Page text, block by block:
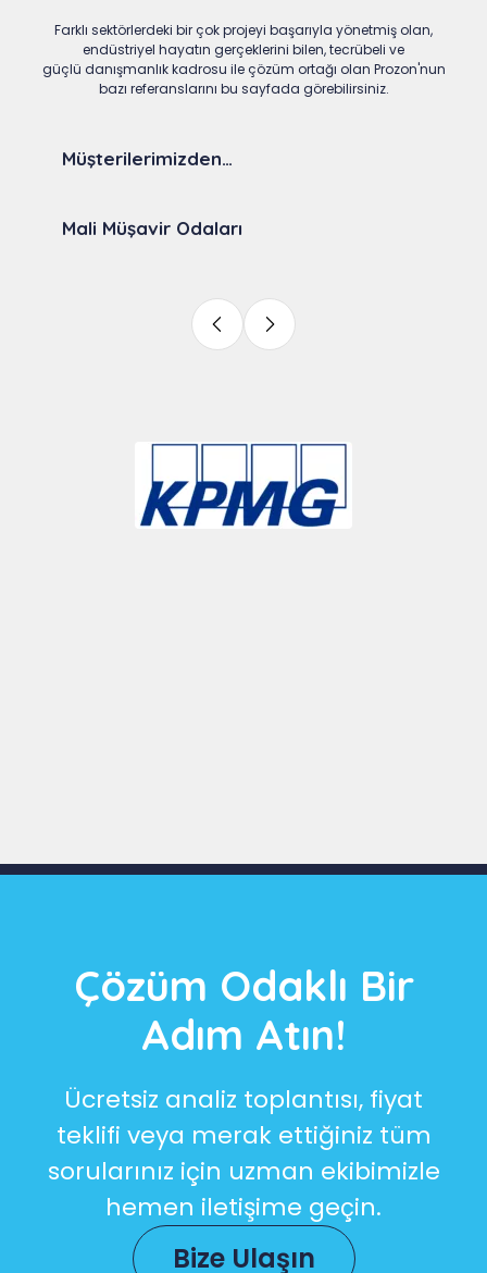
Farklı sektörlerdeki bir çok projeyi başarıyla yönetmiş olan,
endüstriyel hayatın gerçeklerini bilen, tecrübeli ve
güçlü danışmanlık kadrosu ile çözüm ortağı olan Prozon'nun
bazı referanslarını bu sayfada görebilirsiniz.
Müşterilerimizden…
Mali Müşavir Odaları
Çözüm Odaklı Bir
Adım Atın!
Ücretsiz analiz toplantısı, fiyat
teklifi veya merak ettiğiniz tüm
sorularınız için uzman ekibimizle
hemen iletişime geçin.
Bize Ulaşın